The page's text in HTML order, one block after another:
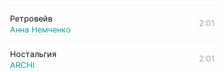
Ретровейв
Анна Немченко
2:01
Ностальгия
ARCHI
2:01